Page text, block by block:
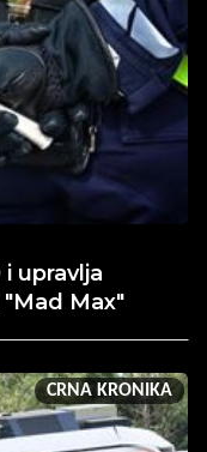
upravlja
Max"
CRNA KRONIKA